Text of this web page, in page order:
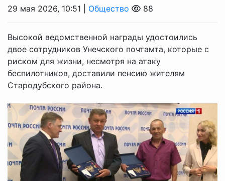
29 мая 2026, 10:51 | Общество 88
Высокой ведомственной награды удостоились
двое сотрудников Унечского почтамта, которые с
риском для жизни, несмотря на атаку
беспилотников, доставили пенсию жителям
Стародубского района.